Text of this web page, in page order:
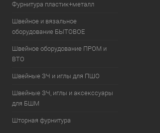
Фурнитура пластик+металл
Швейное и вязальное
оборудование БЫТОВОЕ
Швейное оборудование ПРОМ и
ВТО
Швейные ЗЧ и иглы для ПШО
Швейные ЗЧ, иглы и аксекссуары
для БШМ
Шторная фурнитура